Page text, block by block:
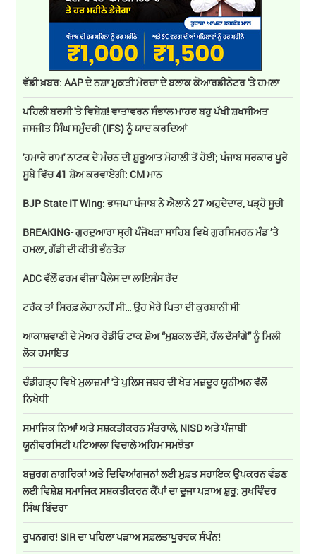
ਵੱਡੀ ਖ਼ਬਰ: AAP ਦੇ ਨਸ਼ਾ ਮੁਕਤੀ ਮੋਰਚਾ ਦੇ ਬਲਾਕ ਕੋਆਰਡੀਨੇਟਰ 'ਤੇ ਹਮਲਾ
ਪਹਿਲੀ ਬਰਸੀ 'ਤੇ ਵਿਸ਼ੇਸ਼! ਵਾਤਾਵਰਨ ਸੰਭਾਲ ਮਾਹਰ ਬਹੁ ਪੱਖੀ ਸ਼ਖਸੀਅਤ
ਜਸਜੀਤ ਸਿੰਘ ਸਮੁੰਦਰੀ (IFS) ਨੂੰ ਯਾਦ ਕਰਦਿਆਂ
'ਹਮਾਰੇ ਰਾਮ' ਨਾਟਕ ਦੇ ਮੰਚਨ ਦੀ ਸ਼ੁਰੂਆਤ ਮੋਹਾਲੀ ਤੋਂ ਹੋਈ; ਪੰਜਾਬ ਸਰਕਾਰ ਪੂਰੇ
ਸੂਬੇ ਵਿੱਚ 41 ਸ਼ੋਅ ਕਰਵਾਏਗੀ: CM ਮਾਨ
BJP State IT Wing: ਭਾਜਪਾ ਪੰਜਾਬ ਨੇ ਐਲਾਨੇ 27 ਅਹੁਦੇਦਾਰ, ਪੜ੍ਹੋ ਸੂਚੀ
BREAKING- ਗੁਰਦੁਆਰਾ ਸ੍ਰੀ ਪੰਜੋਖੜਾ ਸਾਹਿਬ ਵਿਖੇ ਗੁਰਸਿਮਰਨ ਮੰਡ ’ਤੇ
ਹਮਲਾ, ਗੱਡੀ ਦੀ ਕੀਤੀ ਭੰਨਤੋੜ
ADC ਵੱਲੋਂ ਫਰਮ ਵੀਜ਼ਾ ਪੈਲੇਸ ਦਾ ਲਾਇਸੰਸ ਰੱਦ
ਟਰੱਕ ਤਾਂ ਸਿਰਫ਼ ਲੋਹਾ ਨਹੀਂ ਸੀ… ਉਹ ਮੇਰੇ ਪਿਤਾ ਦੀ ਕੁਰਬਾਨੀ ਸੀ
ਆਕਾਸ਼ਵਾਣੀ ਦੇ ਮੇਅਰ ਰੇਡੀਓ ਟਾਕ ਸ਼ੋਅ “ਮੁਸ਼ਕਲ ਦੱਸੋ, ਹੱਲ ਦੱਸਾਂਗੇ” ਨੂੰ ਮਿਲੀ
ਲੋਕ ਹਮਾਇਤ
ਚੰਡੀਗੜ੍ਹ ਵਿਖੇ ਮੁਲਾਜ਼ਮਾਂ 'ਤੇ ਪੁਲਿਸ ਜਬਰ ਦੀ ਖੇਤ ਮਜ਼ਦੂਰ ਯੂਨੀਅਨ ਵੱਲੋਂ
ਨਿਖੇਧੀ
ਸਮਾਜਿਕ ਨਿਆਂ ਅਤੇ ਸਸ਼ਕਤੀਕਰਨ ਮੰਤਰਾਲੇ, NISD ਅਤੇ ਪੰਜਾਬੀ
ਯੂਨੀਵਰਸਿਟੀ ਪਟਿਆਲਾ ਵਿਚਾਲੇ ਅਹਿਮ ਸਮਝੌਤਾ
ਬਜ਼ੁਰਗ ਨਾਗਰਿਕਾਂ ਅਤੇ ਦਿਵਿਆਂਗਜਨਾਂ ਲਈ ਮੁਫ਼ਤ ਸਹਾਇਕ ਉਪਕਰਨ ਵੰਡਣ
ਲਈ ਵਿਸ਼ੇਸ਼ ਸਮਾਜਿਕ ਸਸ਼ਕਤੀਕਰਨ ਕੈਂਪਾਂ ਦਾ ਦੂਜਾ ਪੜਾਅ ਸ਼ੁਰੂ: ਸੁਖਵਿੰਦਰ
ਸਿੰਘ ਬਿੰਦਰਾ
ਰੂਪਨਗਰ! SIR ਦਾ ਪਹਿਲਾ ਪੜਾਅ ਸਫ਼ਲਤਾਪੂਰਵਕ ਸੰਪੰਨ!